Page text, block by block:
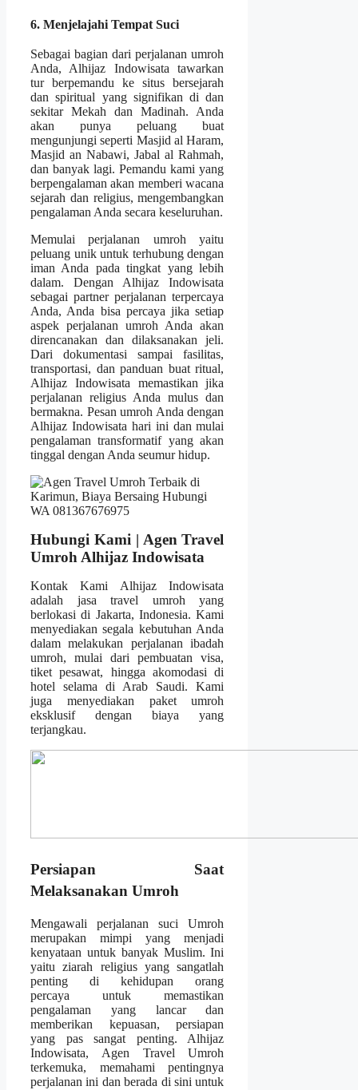
6. Menjelajahi Tempat Suci
Sebagai bagian dari perjalanan umroh
Anda, Alhijaz Indowisata tawarkan
tur berpemandu ke situs bersejarah
dan spiritual yang signifikan di dan
sekitar Mekah dan Madinah. Anda
akan punya peluang buat
mengunjungi seperti Masjid al Haram,
Masjid an Nabawi, Jabal al Rahmah,
dan banyak lagi. Pemandu kami yang
berpengalaman akan memberi wacana
sejarah dan religius, mengembangkan
pengalaman Anda secara keseluruhan.
Memulai perjalanan umroh yaitu
peluang unik untuk terhubung dengan
iman Anda pada tingkat yang lebih
dalam. Dengan Alhijaz Indowisata
sebagai partner perjalanan terpercaya
Anda, Anda bisa percaya jika setiap
aspek perjalanan umroh Anda akan
direncanakan dan dilaksanakan jeli.
Dari dokumentasi sampai fasilitas,
transportasi, dan panduan buat ritual,
Alhijaz Indowisata memastikan jika
perjalanan religius Anda mulus dan
bermakna. Pesan umroh Anda dengan
Alhijaz Indowisata hari ini dan mulai
pengalaman transformatif yang akan
tinggal dengan Anda seumur hidup.
Hubungi Kami | Agen Travel
Umroh Alhijaz Indowisata
Kontak Kami Alhijaz Indowisata
adalah jasa travel umroh yang
berlokasi di Jakarta, Indonesia. Kami
menyediakan segala kebutuhan Anda
dalam melakukan perjalanan ibadah
umroh, mulai dari pembuatan visa,
tiket pesawat, hingga akomodasi di
hotel selama di Arab Saudi. Kami
juga menyediakan paket umroh
eksklusif dengan biaya yang
terjangkau.
Persiapan Saat
Melaksanakan Umroh
Mengawali perjalanan suci Umroh
merupakan mimpi yang menjadi
kenyataan untuk banyak Muslim. Ini
yaitu ziarah religius yang sangatlah
penting di kehidupan orang
percaya untuk memastikan
pengalaman yang lancar dan
memberikan kepuasan, persiapan
yang pas sangat penting. Alhijaz
Indowisata, Agen Travel Umroh
terkemuka, memahami pentingnya
perjalanan ini dan berada di sini untuk